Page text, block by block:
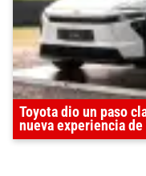
Toyota dio un paso
nueva experiencia